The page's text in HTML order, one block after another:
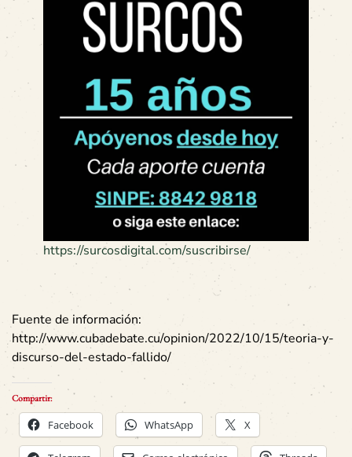
https://surcosdigital.com/suscribirse/
Fuente de información:
http://www.cubadebate.cu/opinion/2022/10/15/teoria-y-
discurso-del-estado-fallido/
Compartir:
Facebook WhatsApp X